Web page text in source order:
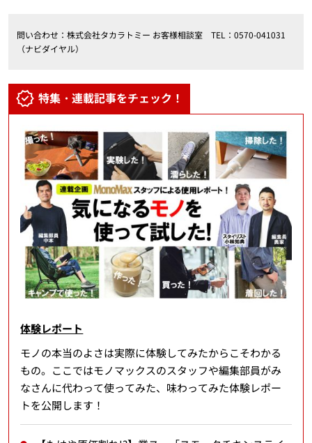
問い合わせ：株式会社タカラトミー お客様相談室 TEL：0570-041031
（ナビダイヤル）
特集・連載記事をチェック！
体験レポート
モノの本当のよさは実際に体験してみたからこそわかる
もの。ここではモノマックスのスタッフや編集部員がみ
なさんに代わって使ってみた、味わってみた体験レポー
トを公開します！